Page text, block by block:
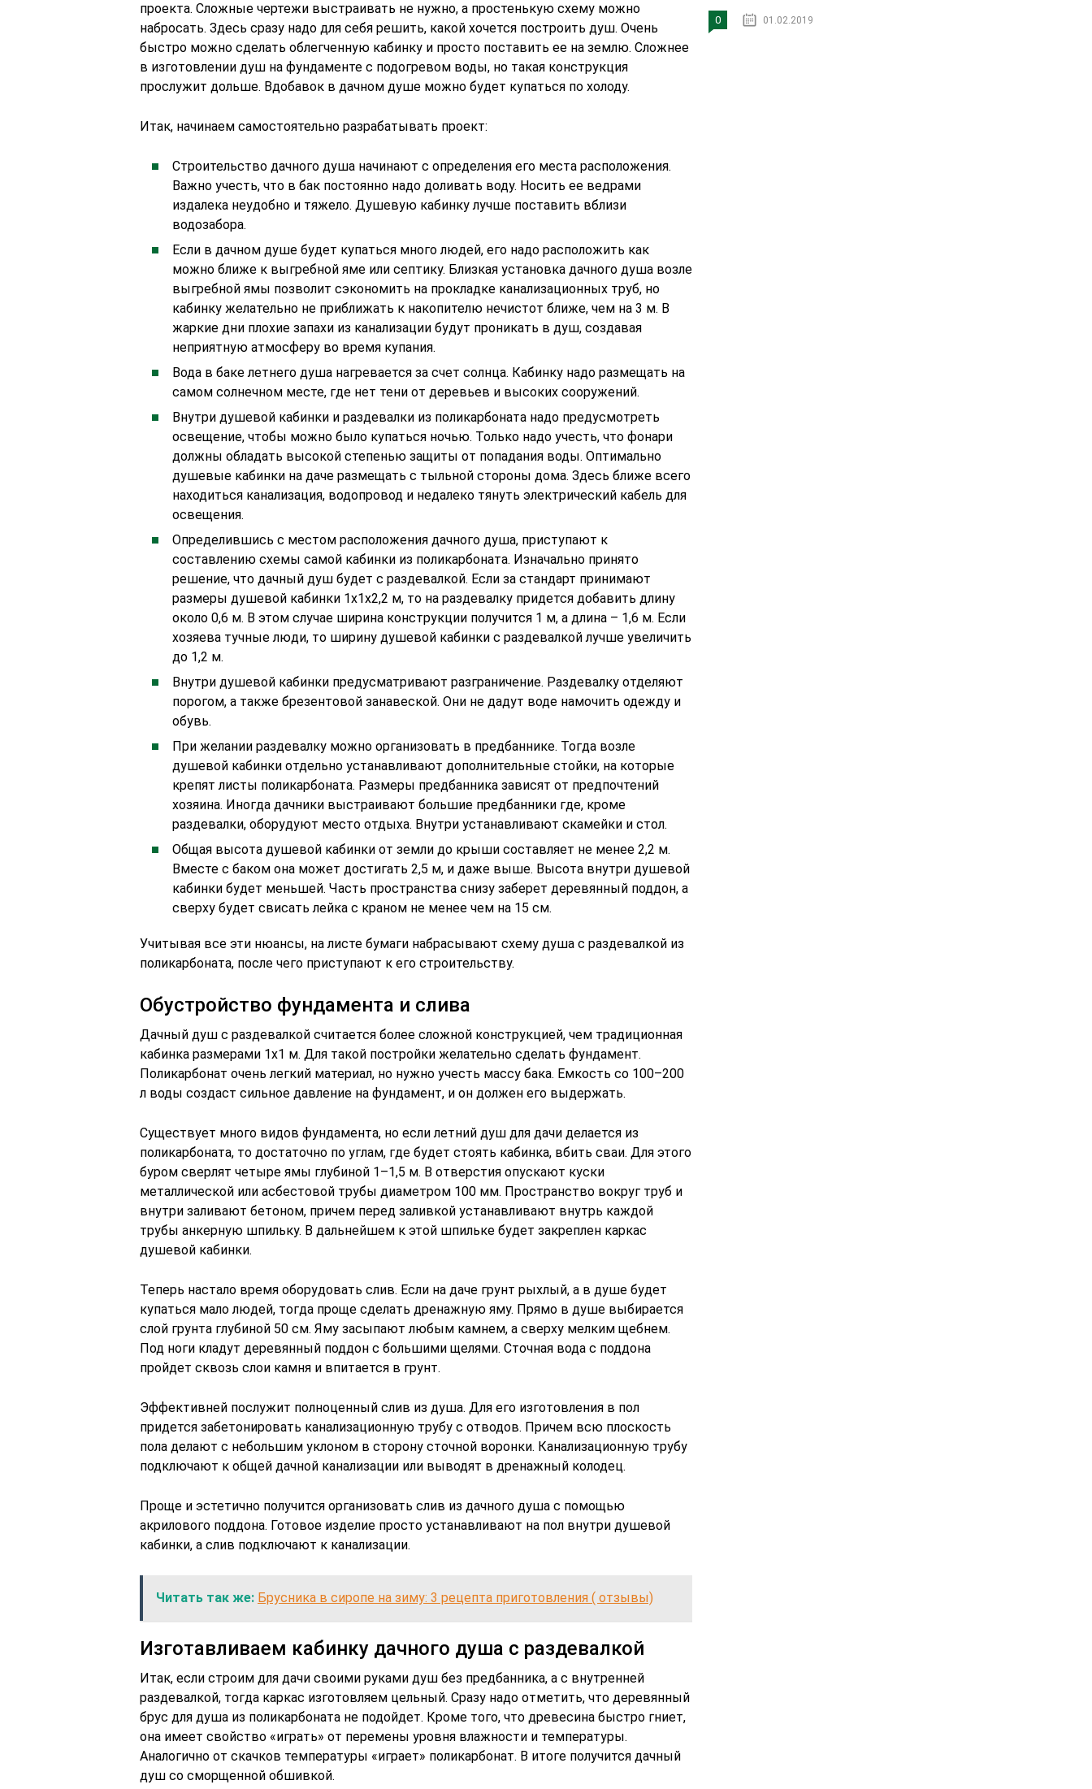
проекта. Сложные чертежи выстраивать не нужно, а простенькую схему можно
набросать. Здесь сразу надо для себя решить, какой хочется построить душ. Очень
быстро можно сделать облегченную кабинку и просто поставить ее на землю. Сложнее
в изготовлении душ на фундаменте с подогревом воды, но такая конструкция
прослужит дольше. Вдобавок в дачном душе можно будет купаться по холоду.
Итак, начинаем самостоятельно разрабатывать проект:
Строительство дачного душа начинают с определения его места расположения.
Важно учесть, что в бак постоянно надо доливать воду. Носить ее ведрами
издалека неудобно и тяжело. Душевую кабинку лучше поставить вблизи
водозабора.
Если в дачном душе будет купаться много людей, его надо расположить как
можно ближе к выгребной яме или септику. Близкая установка дачного душа возле
выгребной ямы позволит сэкономить на прокладке канализационных труб, но
кабинку желательно не приближать к накопителю нечистот ближе, чем на 3 м. В
жаркие дни плохие запахи из канализации будут проникать в душ, создавая
неприятную атмосферу во время купания.
Вода в баке летнего душа нагревается за счет солнца. Кабинку надо размещать на
самом солнечном месте, где нет тени от деревьев и высоких сооружений.
Внутри душевой кабинки и раздевалки из поликарбоната надо предусмотреть
освещение, чтобы можно было купаться ночью. Только надо учесть, что фонари
должны обладать высокой степенью защиты от попадания воды. Оптимально
душевые кабинки на даче размещать с тыльной стороны дома. Здесь ближе всего
находиться канализация, водопровод и недалеко тянуть электрический кабель для
освещения.
Определившись с местом расположения дачного душа, приступают к
составлению схемы самой кабинки из поликарбоната. Изначально принято
решение, что дачный душ будет с раздевалкой. Если за стандарт принимают
размеры душевой кабинки 1х1х2,2 м, то на раздевалку придется добавить длину
около 0,6 м. В этом случае ширина конструкции получится 1 м, а длина – 1,6 м. Если
хозяева тучные люди, то ширину душевой кабинки с раздевалкой лучше увеличить
до 1,2 м.
Внутри душевой кабинки предусматривают разграничение. Раздевалку отделяют
порогом, а также брезентовой занавеской. Они не дадут воде намочить одежду и
обувь.
При желании раздевалку можно организовать в предбаннике. Тогда возле
душевой кабинки отдельно устанавливают дополнительные стойки, на которые
крепят листы поликарбоната. Размеры предбанника зависят от предпочтений
хозяина. Иногда дачники выстраивают большие предбанники где, кроме
раздевалки, оборудуют место отдыха. Внутри устанавливают скамейки и стол.
Общая высота душевой кабинки от земли до крыши составляет не менее 2,2 м.
Вместе с баком она может достигать 2,5 м, и даже выше. Высота внутри душевой
кабинки будет меньшей. Часть пространства снизу заберет деревянный поддон, а
сверху будет свисать лейка с краном не менее чем на 15 см.
Учитывая все эти нюансы, на листе бумаги набрасывают схему душа с раздевалкой из
поликарбоната, после чего приступают к его строительству.
Обустройство фундамента и слива
Дачный душ с раздевалкой считается более сложной конструкцией, чем традиционная
кабинка размерами 1х1 м. Для такой постройки желательно сделать фундамент.
Поликарбонат очень легкий материал, но нужно учесть массу бака. Емкость со 100–200
л воды создаст сильное давление на фундамент, и он должен его выдержать.
Существует много видов фундамента, но если летний душ для дачи делается из
поликарбоната, то достаточно по углам, где будет стоять кабинка, вбить сваи. Для этого
буром сверлят четыре ямы глубиной 1–1,5 м. В отверстия опускают куски
металлической или асбестовой трубы диаметром 100 мм. Пространство вокруг труб и
внутри заливают бетоном, причем перед заливкой устанавливают внутрь каждой
трубы анкерную шпильку. В дальнейшем к этой шпильке будет закреплен каркас
душевой кабинки.
Теперь настало время оборудовать слив. Если на даче грунт рыхлый, а в душе будет
купаться мало людей, тогда проще сделать дренажную яму. Прямо в душе выбирается
слой грунта глубиной 50 см. Яму засыпают любым камнем, а сверху мелким щебнем.
Под ноги кладут деревянный поддон с большими щелями. Сточная вода с поддона
пройдет сквозь слои камня и впитается в грунт.
Эффективней послужит полноценный слив из душа. Для его изготовления в пол
придется забетонировать канализационную трубу с отводов. Причем всю плоскость
пола делают с небольшим уклоном в сторону сточной воронки. Канализационную трубу
подключают к общей дачной канализации или выводят в дренажный колодец.
Проще и эстетично получится организовать слив из дачного душа с помощью
акрилового поддона. Готовое изделие просто устанавливают на пол внутри душевой
кабинки, а слив подключают к канализации.
Читать так же: Брусника в сиропе на зиму: 3 рецепта приготовления ( отзывы)
Изготавливаем кабинку дачного душа с раздевалкой
Итак, если строим для дачи своими руками душ без предбанника, а с внутренней
раздевалкой, тогда каркас изготовляем цельный. Сразу надо отметить, что деревянный
брус для душа из поликарбоната не подойдет. Кроме того, что древесина быстро гниет,
она имеет свойство «играть» от перемены уровня влажности и температуры.
Аналогично от скачков температуры «играет» поликарбонат. В итоге получится дачный
душ со сморщенной обшивкой.
0 01.02.2019